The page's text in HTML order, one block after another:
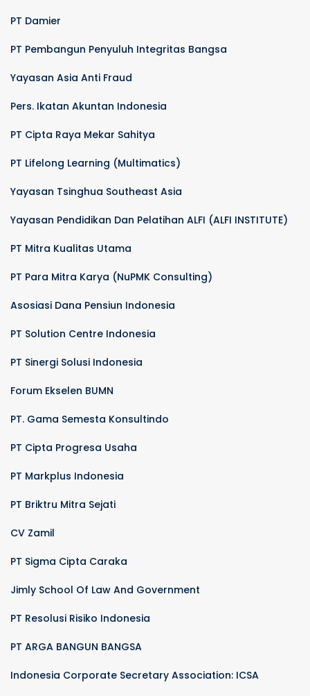
PT Damier
PT Pembangun Penyuluh Integritas Bangsa
Yayasan Asia Anti Fraud
Pers. Ikatan Akuntan Indonesia
PT Cipta Raya Mekar Sahitya
PT Lifelong Learning (Multimatics)
Yayasan Tsinghua Southeast Asia
Yayasan Pendidikan Dan Pelatihan ALFI (ALFI INSTITUTE)
PT Mitra Kualitas Utama
PT Para Mitra Karya (NuPMK Consulting)
Asosiasi Dana Pensiun Indonesia
PT Solution Centre Indonesia
PT Sinergi Solusi Indonesia
Forum Ekselen BUMN
PT. Gama Semesta Konsultindo
PT Cipta Progresa Usaha
PT Markplus Indonesia
PT Briktru Mitra Sejati
CV Zamil
PT Sigma Cipta Caraka
Jimly School Of Law And Government
PT Resolusi Risiko Indonesia
PT ARGA BANGUN BANGSA
Indonesia Corporate Secretary Association: ICSA